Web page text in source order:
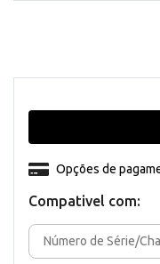
Compativel com:
Opções de